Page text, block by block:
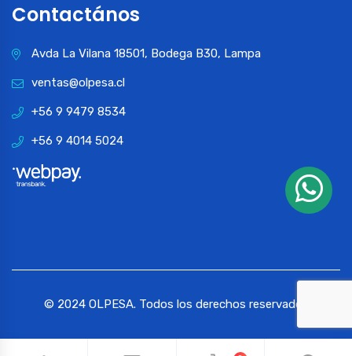
Contactános
Avda La Vilana 18501, Bodega B30, Lampa
ventas@olpesa.cl
+56 9 9479 8534
+56 9 4014 5024
© 2024 OLPESA. Todos los derechos reservados